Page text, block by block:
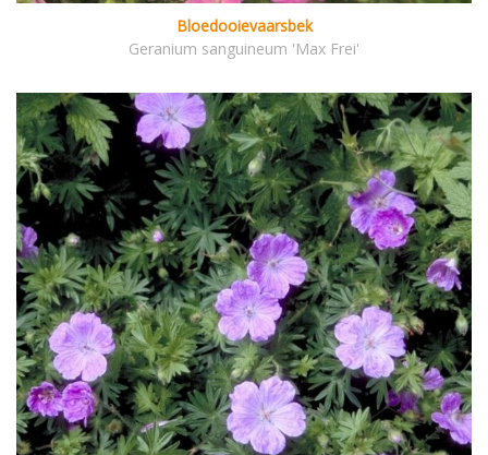
Bloedooievaarsbek
Geranium sanguineum 'Max Frei'